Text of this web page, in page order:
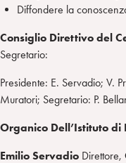
Diffondere la
Consiglio Direttivo del
Segretario:
Presidente: E. Servadio; V.
Muratori; Segretario: P.
Organico Dell’Istituto di
Emilio Servadio Direttore,